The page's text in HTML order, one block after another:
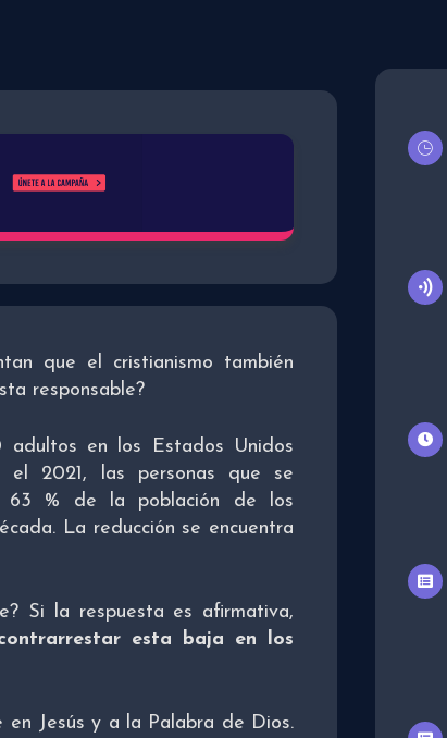
que el cristianismo también
responsable?
adultos en los Estados Unidos
2021, las personas que se
63 % de la población de los
La reducción se encuentra
Si la respuesta es afirmativa,
esta baja en los
Jesús y a la Palabra de Dios.